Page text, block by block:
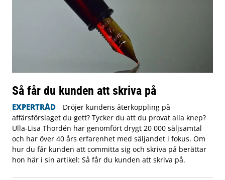
Så får du kunden att skriva på
EXPERTRÅD
Dröjer kundens återkoppling på
affärsförslaget du gett? Tycker du att du provat alla knep?
Ulla-Lisa Thordén har genomfört drygt 20 000 säljsamtal
och har över 40 års erfarenhet med säljandet i fokus. Om
hur du får kunden att committa sig och skriva på berättar
hon här i sin artikel: Så får du kunden att skriva på.